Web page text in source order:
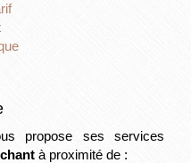
propose ses services
à proximité de :